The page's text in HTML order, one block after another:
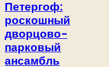
Петергоф:
роскошный
дворцово-
парковый
ансамбль